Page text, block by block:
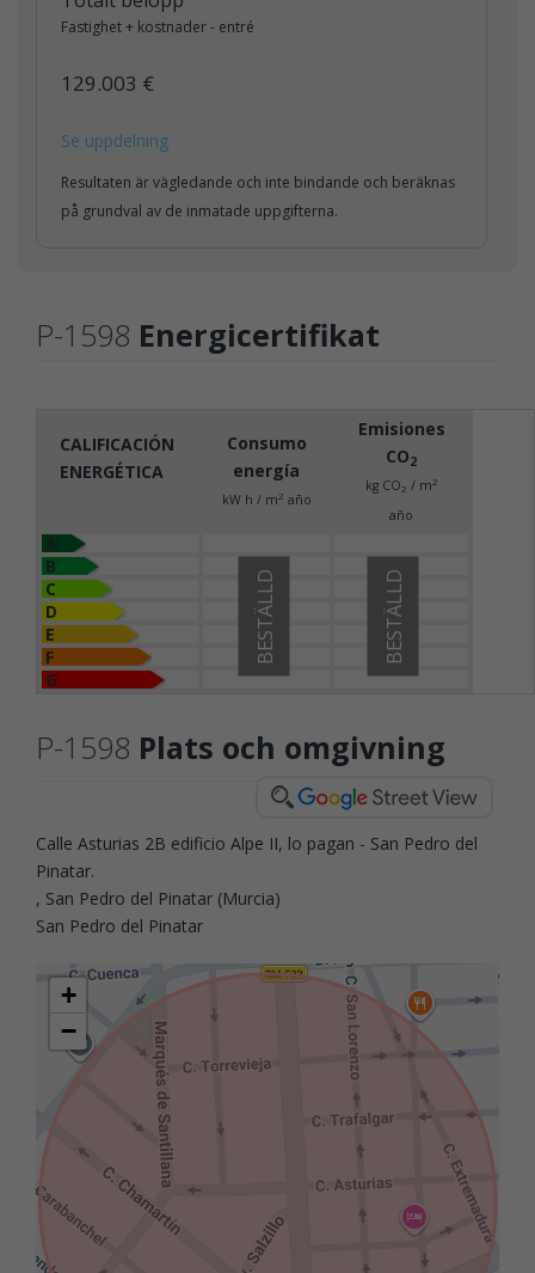
Fastighet + kostnader - entré
129.003 €
Se uppdelning
Resultaten är vägledande och inte bindande och beräknas
på grundval av de inmatade uppgifterna.
P-1598 Energicertifikat
CALIFICACIÓN
ENERGÉTICA
Consumo
energía
kW h / m2 año
Emisiones
CO2
kg CO2 / m2
año
B
C
D
E
F
G
BESTÄLLD
BESTÄLLD
P-1598 Plats och omgivning
Calle Asturias 2B edificio Alpe II, lo pagan - San Pedro del
Pinatar.
, San Pedro del Pinatar (Murcia)
San Pedro del Pinatar
+
−